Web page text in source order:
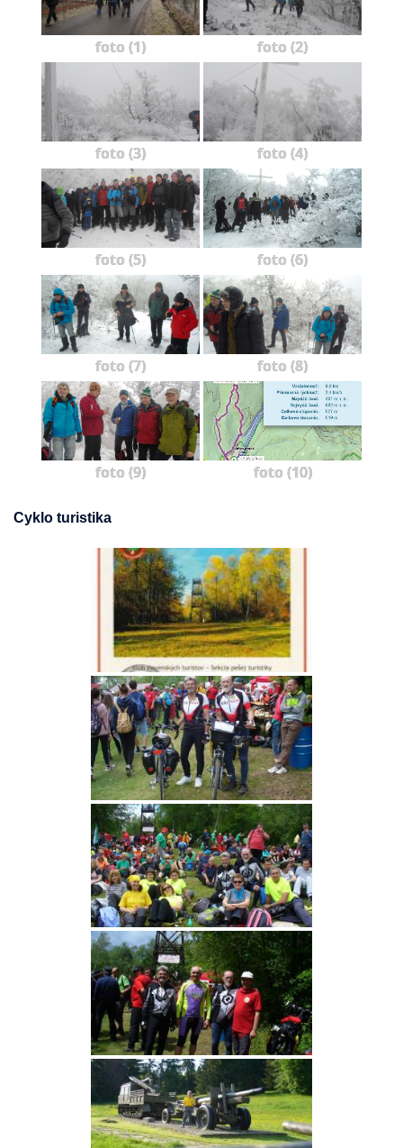
foto (1) foto (2)
foto (3) foto (4)
foto (5) foto (6)
foto (7) foto (8)
foto (9) foto (10)
Cyklo turistika